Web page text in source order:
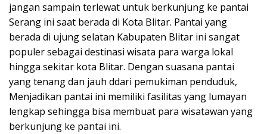
jangan sampain terlewat untuk berkunjung ke pantai
Serang ini saat berada di Kota Blitar. Pantai yang
berada di ujung selatan Kabupaten Blitar ini sangat
populer sebagai destinasi wisata para warga lokal
hingga sekitar kota Blitar. Dengan suasana pantai
yang tenang dan jauh ddari pemukiman penduduk,
Menjadikan pantai ini memiliki fasilitas yang lumayan
lengkap sehingga bisa membuat para wisatawan yang
berkunjung ke pantai ini.